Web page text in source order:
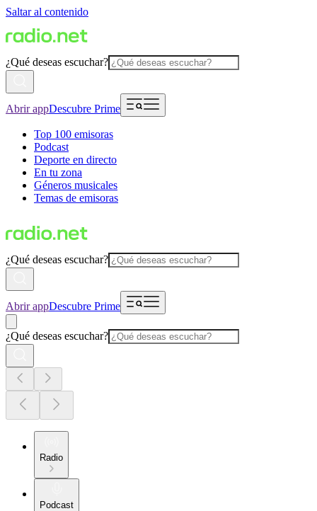
Saltar al contenido
¿Qué deseas escuchar?
Abrir appDescubre Prime
Top 100 emisoras
Podcast
Deporte en directo
En tu zona
Géneros musicales
Temas de emisoras
¿Qué deseas escuchar?
Abrir appDescubre Prime
¿Qué deseas escuchar?
Radio
Podcast